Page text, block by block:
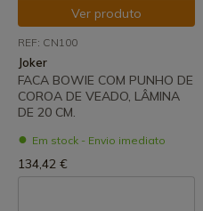
Ver produto
REF: CN100
Joker
FACA BOWIE COM PUNHO DE
COROA DE VEADO, LÂMINA
DE 20 CM.
Em stock - Envio imediato
134,42 €